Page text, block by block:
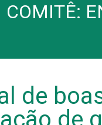
COMITÊ:
de
de